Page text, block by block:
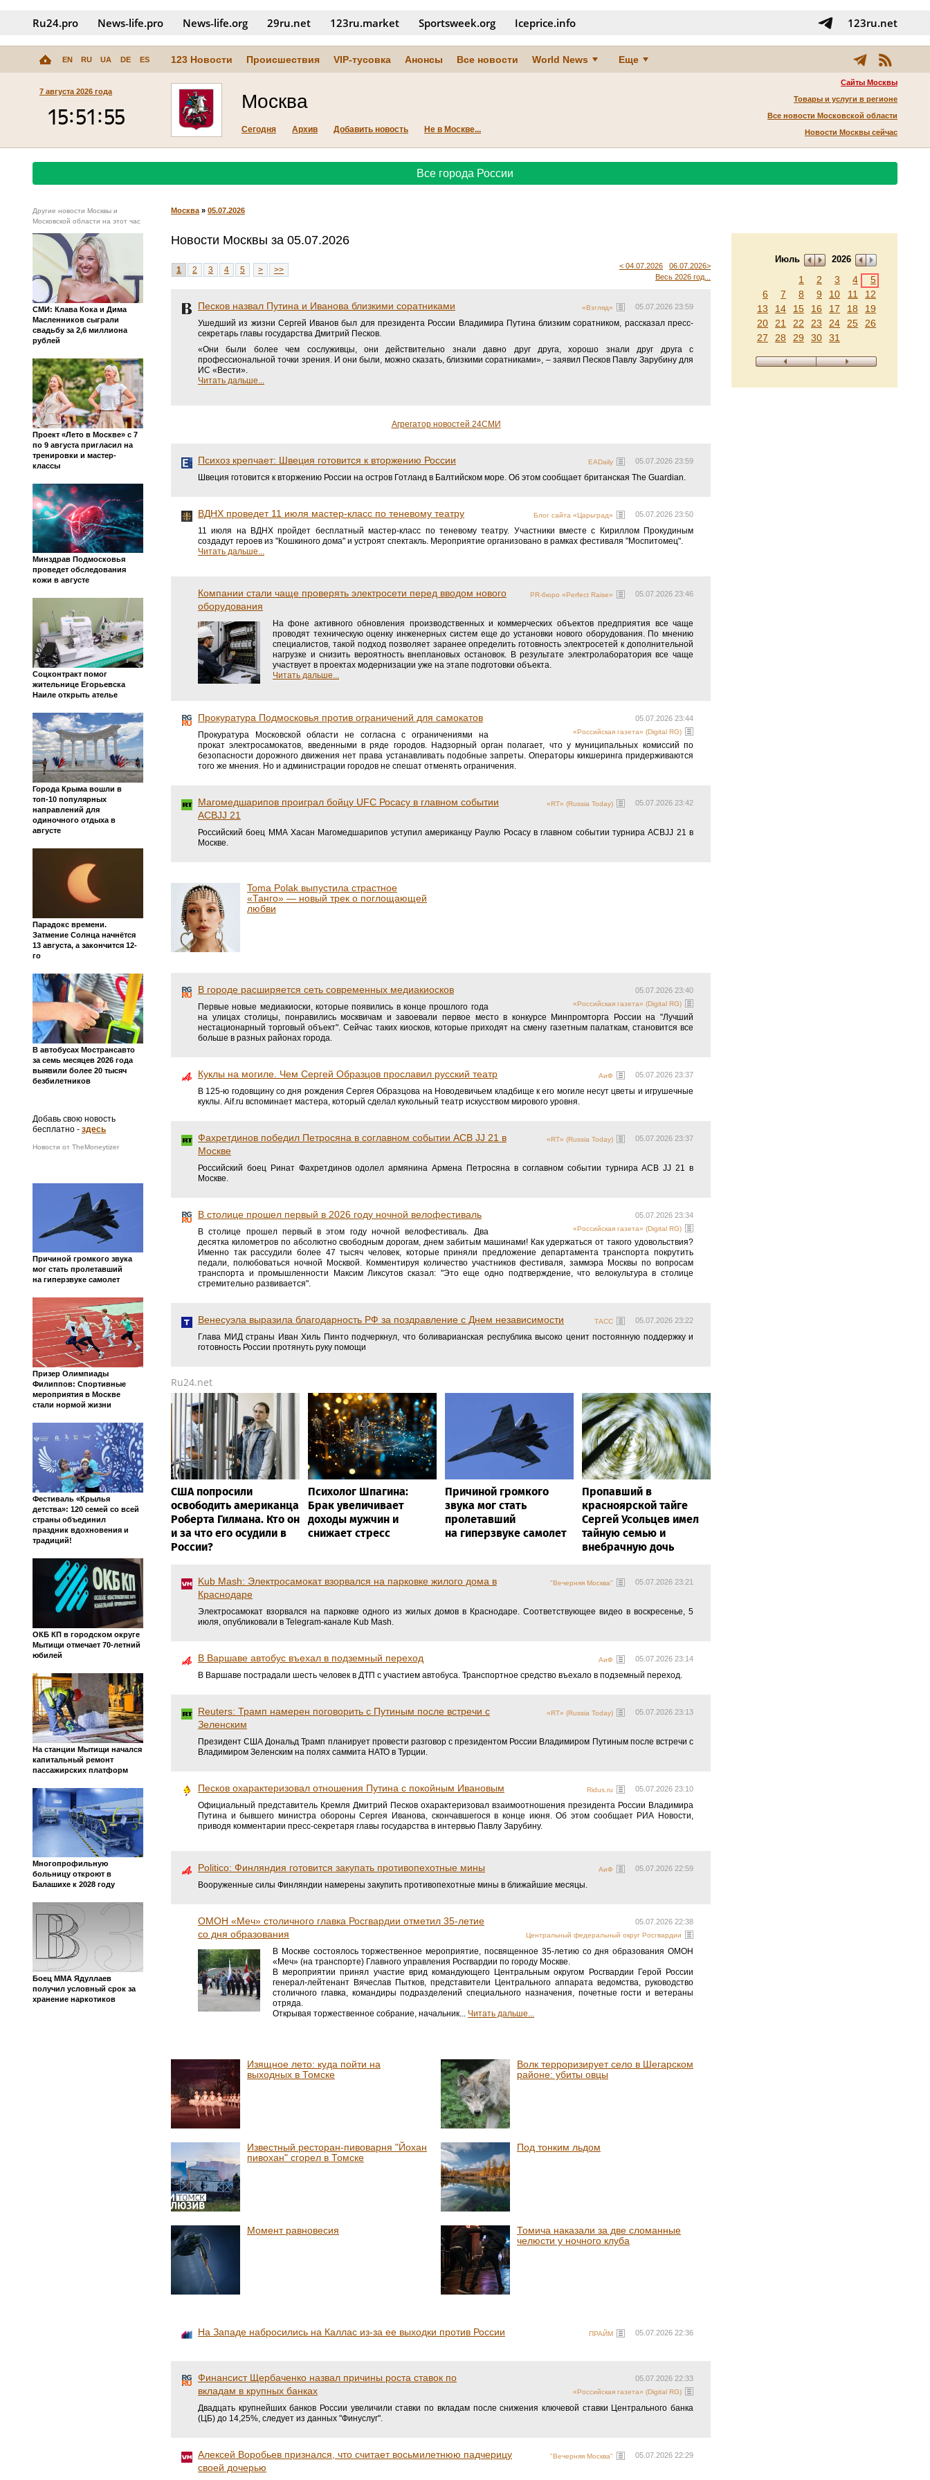
Ru24.pro News‑life.pro News‑life.org 29ru.net 123ru.market Sportsweek.org Iceprice.info 123ru.net
EN RU UA DE ES 123 Новости Происшествия VIP-тусовка Анонсы Все новости World News Еще
7 августа 2026 года
Сайты Москвы
Товары и услуги в регионе
Все новости Московской области
Новости Москвы сейчас
Москва
Сегодня Архив Добавить новость Не в Москве...
Все города России
Другие новости Москвы и
Московской области на этот час
СМИ: Клава Кока и Дима
Масленников сыграли
свадьбу за 2,6 миллиона
рублей
Проект «Лето в Москве» с 7
по 9 августа пригласил на
тренировки и мастер-
классы
Минздрав Подмосковья
проведет обследования
кожи в августе
Соцконтракт помог
жительнице Егорьевска
Наиле открыть ателье
Города Крыма вошли в
топ-10 популярных
направлений для
одиночного отдыха в
августе
Парадокс времени.
Затмение Солнца начнётся
13 августа, а закончится 12-
го
В автобусах Мострансавто
за семь месяцев 2026 года
выявили более 20 тысяч
безбилетников
Добавь свою новость
бесплатно - здесь
Новости от TheMoneytizer
Причиной громкого звука
мог стать пролетавший
на гиперзвуке самолет
Призер Олимпиады
Филиппов: Спортивные
мероприятия в Москве
стали нормой жизни
Фестиваль «Крылья
детства»: 120 семей со всей
страны объединил
праздник вдохновения и
традиций!
ОКБ КП в городском округе
Мытищи отмечает 70-летний
юбилей
На станции Мытищи начался
капитальный ремонт
пассажирских платформ
Многопрофильную
больницу откроют в
Балашихе к 2028 году
Боец ММА Ядуллаев
получил условный срок за
хранение наркотиков
Москва » 05.07.2026
Июль 2026
1 2 3 4
5
6
7 8 9 10 11
12
13
14 15 16 17 18
19
20
21 22 23 24 25
26
27
28 29 30 31
Новости Москвы за 05.07.2026
< 04.07.2026
06.07.2026>
Весь 2026 год...
1 2 3 4 5 > >>
05.07.2026 23:59
«Взгляд»
Песков назвал Путина и Иванова близкими соратниками
Ушедший из жизни Сергей Иванов был для президента России Владимира Путина близким соратником, рассказал пресс-
секретарь главы государства Дмитрий Песков.
«Они были более чем сослуживцы, они действительно знали давно друг друга, хорошо знали друг друга с
профессиональной точки зрения. И они были, можно сказать, близкими соратниками», – заявил Песков Павлу Зарубину для
ИС «Вести».
Читать дальше...
Агрегатор новостей 24СМИ
05.07.2026 23:59
EADaily
Психоз крепчает: Швеция готовится к вторжению России
Швеция готовится к вторжению России на остров Готланд в Балтийском море. Об этом сообщает британская The Guardian.
05.07.2026 23:50
Блог сайта «Царьград»
ВДНХ проведет 11 июля мастер-класс по теневому театру
11 июля на ВДНХ пройдет бесплатный мастер-класс по теневому театру. Участники вместе с Кириллом Прокудиным
создадут героев из "Кошкиного дома" и устроят спектакль. Мероприятие организовано в рамках фестиваля "Моспитомец".
Читать дальше...
05.07.2026 23:46
PR-бюро «Perfect Raise»
Компании стали чаще проверять электросети перед вводом нового
оборудования
На фоне активного обновления производственных и коммерческих объектов предприятия все чаще
проводят техническую оценку инженерных систем еще до установки нового оборудования. По мнению
специалистов, такой подход позволяет заранее определить готовность электросетей к дополнительной
нагрузке и снизить вероятность внеплановых остановок. В результате электролаборатория все чаще
участвует в проектах модернизации уже на этапе подготовки объекта.
Читать дальше...
05.07.2026 23:44
«Российская газета» (Digital RG)
Прокуратура Подмосковья против ограничений для самокатов
Прокуратура Московской области не согласна с ограничениями на
прокат электросамокатов, введенными в ряде городов. Надзорный орган полагает, что у муниципальных комиссий по
безопасности дорожного движения нет права устанавливать подобные запреты. Операторы кикшеринга придерживаются
того же мнения. Но и администрации городов не спешат отменять ограничения.
05.07.2026 23:42
«RT» (Russia Today)
Магомедшарипов проиграл бойцу UFC Росасу в главном событии
ACBJJ 21
Российский боец ММА Хасан Магомедшарипов уступил американцу Раулю Росасу в главном событии турнира ACBJJ 21 в
Москве.
Toma Polak выпустила страстное
«Танго» — новый трек о поглощающей
любви
05.07.2026 23:40
«Российская газета» (Digital RG)
В городе расширяется сеть современных медиакиосков
Первые новые медиакиоски, которые появились в конце прошлого года
на улицах столицы, понравились москвичам и завоевали первое место в конкурсе Минпромторга России на "Лучший
нестационарный торговый объект". Сейчас таких киосков, которые приходят на смену газетным палаткам, становится все
больше в разных районах города.
05.07.2026 23:37
АиФ
Куклы на могиле. Чем Сергей Образцов прославил русский театр
В 125-ю годовщину со дня рождения Сергея Образцова на Новодевичьем кладбище к его могиле несут цветы и игрушечные
куклы. Aif.ru вспоминает мастера, который сделал кукольный театр искусством мирового уровня.
05.07.2026 23:37
«RT» (Russia Today)
Фахретдинов победил Петросяна в соглавном событии ACB JJ 21 в
Москве
Российский боец Ринат Фахретдинов одолел армянина Армена Петросяна в соглавном событии турнира ACB JJ 21 в
Москве.
05.07.2026 23:34
«Российская газета» (Digital RG)
В столице прошел первый в 2026 году ночной велофестиваль
В столице прошел первый в этом году ночной велофестиваль. Два
десятка километров по абсолютно свободным дорогам, днем забитым машинами! Как удержаться от такого удовольствия?
Именно так рассудили более 47 тысяч человек, которые приняли предложение департамента транспорта покрутить
педали, полюбоваться ночной Москвой. Комментируя количество участников фестиваля, заммэра Москвы по вопросам
транспорта и промышленности Максим Ликсутов сказал: "Это еще одно подтверждение, что велокультура в столице
стремительно развивается".
05.07.2026 23:22
ТАСС
Венесуэла выразила благодарность РФ за поздравление с Днем независимости
Глава МИД страны Иван Хиль Пинто подчеркнул, что боливарианская республика высоко ценит постоянную поддержку и
готовность России протянуть руку помощи
Ru24.net
США попросили
освободить американца
Роберта Гилмана. Кто он
и за что его осудили в
России?
Психолог Шпагина:
Брак увеличивает
доходы мужчин и
снижает стресс
Причиной громкого
звука мог стать
пролетавший
на гиперзвуке самолет
Пропавший в
красноярской тайге
Сергей Усольцев имел
тайную семью и
внебрачную дочь
05.07.2026 23:21
"Вечерняя Москва"
Kub Mash: Электросамокат взорвался на парковке жилого дома в
Краснодаре
Электросамокат взорвался на парковке одного из жилых домов в Краснодаре. Соответствующее видео в воскресенье, 5
июля, опубликовали в Telegram-канале Kub Mash.
05.07.2026 23:14
АиФ
В Варшаве автобус въехал в подземный переход
В Варшаве пострадали шесть человек в ДТП с участием автобуса. Транспортное средство въехало в подземный переход.
05.07.2026 23:13
«RT» (Russia Today)
Reuters: Трамп намерен поговорить с Путиным после встречи с
Зеленским
Президент США Дональд Трамп планирует провести разговор с президентом России Владимиром Путиным после встречи с
Владимиром Зеленским на полях саммита НАТО в Турции.
05.07.2026 23:10
Ridus.ru
Песков охарактеризовал отношения Путина с покойным Ивановым
Официальный представитель Кремля Дмитрий Песков охарактеризовал взаимоотношения президента России Владимира
Путина и бывшего министра обороны Сергея Иванова, скончавшегося в конце июня. Об этом сообщает РИА Новости,
приводя комментарии пресс-секретаря главы государства в интервью Павлу Зарубину.
05.07.2026 22:59
АиФ
Politico: Финляндия готовится закупать противопехотные мины
Вооруженные силы Финляндии намерены закупить противопехотные мины в ближайшие месяцы.
05.07.2026 22:38
Центральный федеральный округ Росгвардии
ОМОН «Меч» столичного главка Росгвардии отметил 35-летие
со дня образования
В Москве состоялось торжественное мероприятие, посвященное 35-летию со дня образования ОМОН
«Меч» (на транспорте) Главного управления Росгвардии по городу Москве.
В мероприятии принял участие врид командующего Центральным округом Росгвардии Герой России
генерал-лейтенант Вячеслав Пытков, представители Центрального аппарата ведомства, руководство
столичного главка, командиры подразделений специального назначения, почетные гости и ветераны
отряда.
Открывая торжественное собрание, начальник... Читать дальше...
Изящное лето: куда пойти на
выходных в Томске
Волк терроризирует село в Шегарском
районе: убиты овцы
Известный ресторан-пивоварня "Йохан
пивохан" сгорел в Томске
Под тонким льдом
Момент равновесия
Томича наказали за две сломанные
челюсти у ночного клуба
05.07.2026 22:36
ПРАЙМ
На Западе набросились на Каллас из-за ее выходки против России
05.07.2026 22:33
«Российская газета» (Digital RG)
Финансист Щербаченко назвал причины роста ставок по
вкладам в крупных банках
Двадцать крупнейших банков России увеличили ставки по вкладам после снижения ключевой ставки Центрального банка
(ЦБ) до 14,25%, следует из данных "Финуслуг".
05.07.2026 22:29
"Вечерняя Москва"
Алексей Воробьев признался, что считает восьмилетнюю падчерицу
своей дочерью